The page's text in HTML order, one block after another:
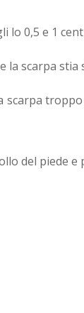
lo 0,5 e 1
la scarpa stia
scarpa
del